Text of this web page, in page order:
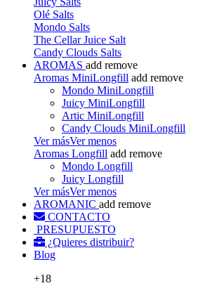
Olé Salts
Mondo Salts
The Cellar Juice Salt
Candy Clouds Salts
AROMAS add remove
Aromas MiniLongfill add remove
Mondo MiniLongfill
Juicy MiniLongfill
Artic MiniLongfill
Candy Clouds MiniLongfill
Ver másVer menos
Aromas Longfill add remove
Mondo Longfill
Juicy Longfill
Ver másVer menos
AROMANIC add remove
CONTACTO
PRESUPUESTO
¿Quieres distribuir?
Blog
+18